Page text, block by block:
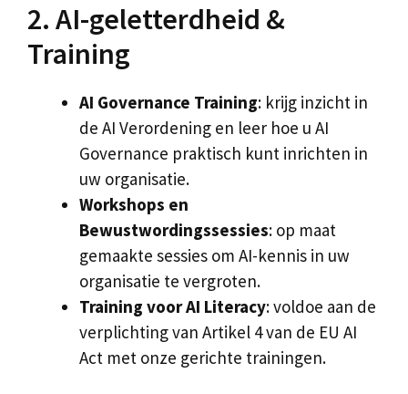
2. AI-geletterdheid &
Training
AI Governance Training: krijg inzicht in
de AI Verordening en leer hoe u AI
Governance praktisch kunt inrichten in
uw organisatie.
Workshops en
Bewustwordingssessies: op maat
gemaakte sessies om AI-kennis in uw
organisatie te vergroten.
Training voor AI Literacy: voldoe aan de
verplichting van Artikel 4 van de EU AI
Act met onze gerichte trainingen.